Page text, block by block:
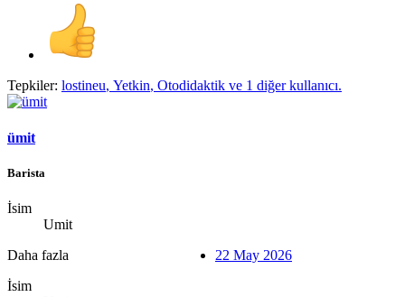
Tepkiler: lostineu, Yetkin, Otodidaktik ve 1 diğer kullanıcı.
ümit
Barista
İsim
Umit
Daha fazla
İsim
22 May 2026